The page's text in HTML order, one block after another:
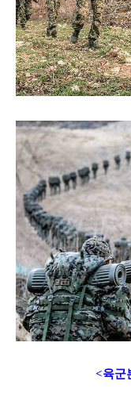
<육군